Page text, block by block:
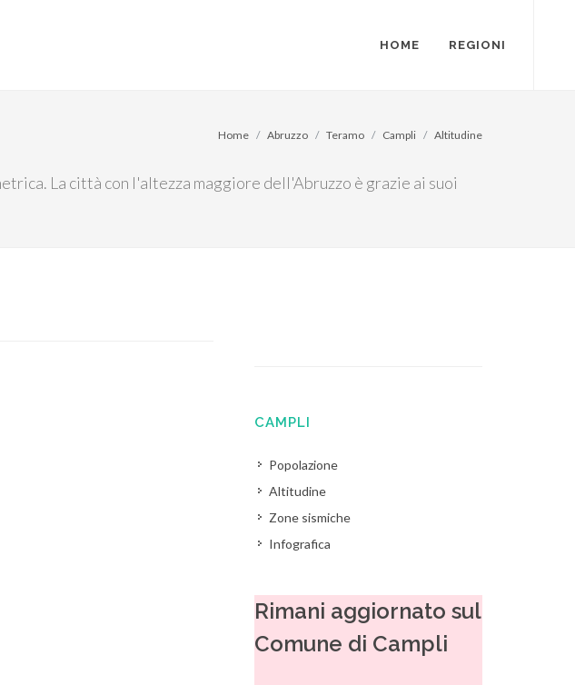
HOME REGIONI
La città con l'altezza maggiore dell'Abruzzo è grazie ai suoi
Home Abruzzo Teramo Campli Altitudine
CAMPLI
Popolazione
Altitudine
Zone sismiche
Infografica
Rimani aggiornato sul
Comune di Campli